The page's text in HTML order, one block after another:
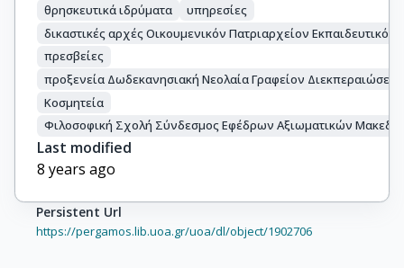
θρησκευτικά ιδρύματα
υπηρεσίες
δικαστικές αρχές Οικουμενικόν Πατριαρχείον
πρεσβείες
προξενεία Δωδεκανησιακή Νεολαία Γραφείον
Κοσμητεία
Φιλοσοφική Σχολή Σύνδεσμος Εφέδρων Αξιωματικών
Last modified
8 years ago
Persistent Url
https://pergamos.lib.uoa.gr/uoa/dl/object/1902706